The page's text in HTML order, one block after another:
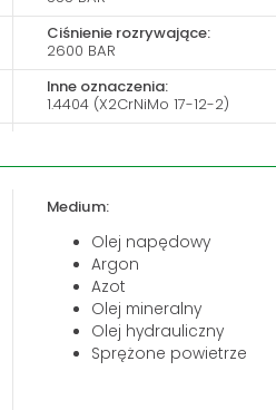
Magazyn 24H:
+48 665 001 770
Ciśnienie rozrywające:
2600 BAR
Inne oznaczenia:
1.4404 (X2CrNiMo 17-12-2)
Precyzyjna rura stalowa,
zimno), metryczna
Medium:
Olej napędowy
Argon
Azot
Olej mineralny
Olej hydrauliczny
Sprężone powietrze